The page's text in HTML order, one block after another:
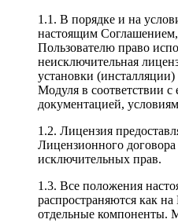
1.1. В порядке и на
настоящим
Пользователю право
неисключительная
установки
Модуля в соответствии с
документацией,
1.2. Лицензия
Лицензионного договора
исключительных прав.
1.3. Все положения
распространяются как
отдельные компоненты.